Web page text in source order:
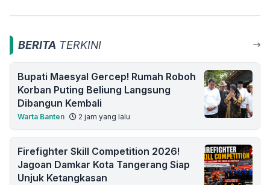
BERITA TERKINI
Bupati Maesyal Gercep! Rumah Roboh
Korban Puting Beliung Langsung
Dibangun Kembali
Warta Banten 2 jam yang lalu
Firefighter Skill Competition 2026!
Jagoan Damkar Kota Tangerang Siap
Unjuk Ketangkasan